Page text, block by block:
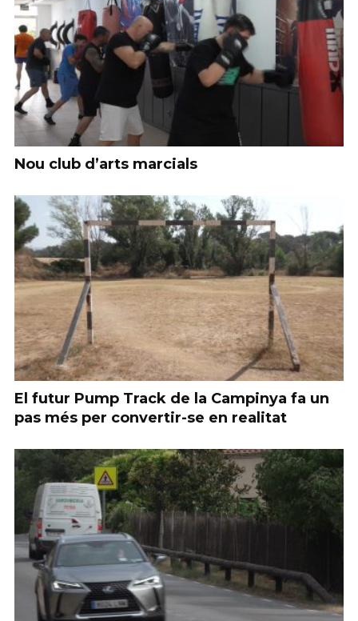
Nou club d’arts marcials
El futur Pump Track de la Campinya fa un
pas més per convertir-se en realitat